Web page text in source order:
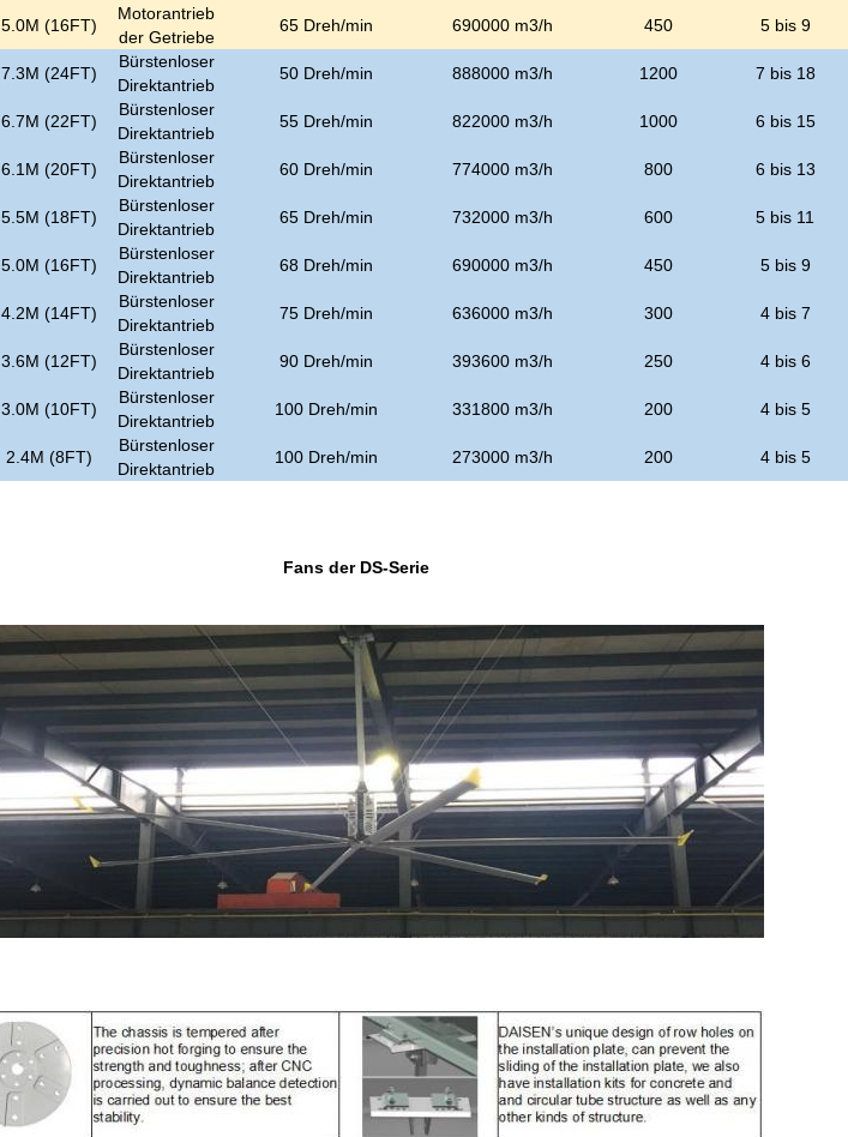
5.0M (16FT)
Motorantrieb
der Getriebe
65 Dreh/min 690000 m3/h 450 5 bis 9
7.3M (24FT)
Bürstenloser
Direktantrieb
50 Dreh/min 888000 m3/h 1200 7 bis 18
6.7M (22FT)
Bürstenloser
Direktantrieb
55 Dreh/min 822000 m3/h 1000 6 bis 15
6.1M (20FT)
Bürstenloser
Direktantrieb
60 Dreh/min 774000 m3/h 800 6 bis 13
5.5M (18FT)
Bürstenloser
Direktantrieb
65 Dreh/min 732000 m3/h 600 5 bis 11
5.0M (16FT)
Bürstenloser
Direktantrieb
68 Dreh/min 690000 m3/h 450 5 bis 9
4.2M (14FT)
Bürstenloser
Direktantrieb
75 Dreh/min 636000 m3/h 300 4 bis 7
3.6M (12FT)
Bürstenloser
Direktantrieb
90 Dreh/min 393600 m3/h 250 4 bis 6
3.0M (10FT)
Bürstenloser
Direktantrieb
100 Dreh/min 331800 m3/h 200 4 bis 5
2.4M (8FT)
Bürstenloser
Direktantrieb
100 Dreh/min 273000 m3/h 200 4 bis 5
Fans der DS-Serie